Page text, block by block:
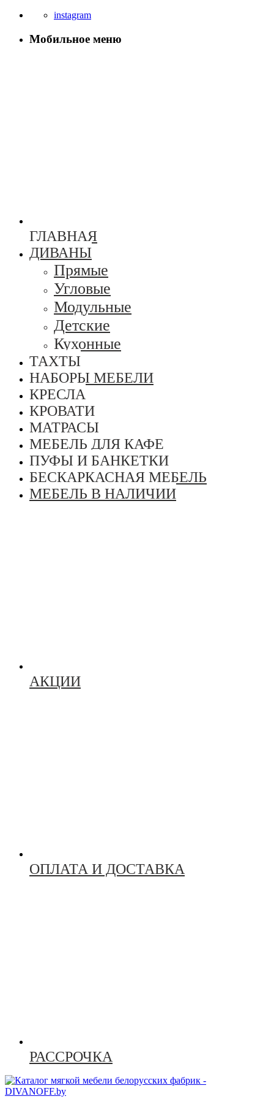
instagram
Мобильное меню
ГЛАВНАЯ
ДИВАНЫ
Прямые
Угловые
Модульные
Детские
Кухонные
ТАХТЫ
НАБОРЫ МЕБЕЛИ
КРЕСЛА
КРОВАТИ
МАТРАСЫ
МЕБЕЛЬ ДЛЯ КАФЕ
ПУФЫ И БАНКЕТКИ
БЕСКАРКАСНАЯ МЕБЕЛЬ
МЕБЕЛЬ В НАЛИЧИИ
АКЦИИ
ОПЛАТА И ДОСТАВКА
РАССРОЧКА